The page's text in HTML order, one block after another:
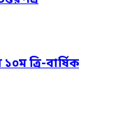
ত্রি-বার্ষিক